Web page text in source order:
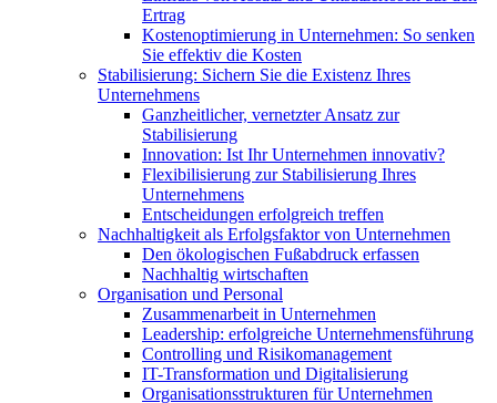
Ertrag
Kostenoptimierung in Unternehmen: So senken
Sie effektiv die Kosten
Stabilisierung: Sichern Sie die Existenz Ihres
Unternehmens
Ganzheitlicher, vernetzter Ansatz zur
Stabilisierung
Innovation: Ist Ihr Unternehmen innovativ?
Flexibilisierung zur Stabilisierung Ihres
Unternehmens
Entscheidungen erfolgreich treffen
Nachhaltigkeit als Erfolgsfaktor von Unternehmen
Den ökologischen Fußabdruck erfassen
Nachhaltig wirtschaften
Organisation und Personal
Zusammenarbeit in Unternehmen
Leadership: erfolgreiche Unternehmensführung
Controlling und Risikomanagement
IT-Transformation und Digitalisierung
Organisationsstrukturen für Unternehmen